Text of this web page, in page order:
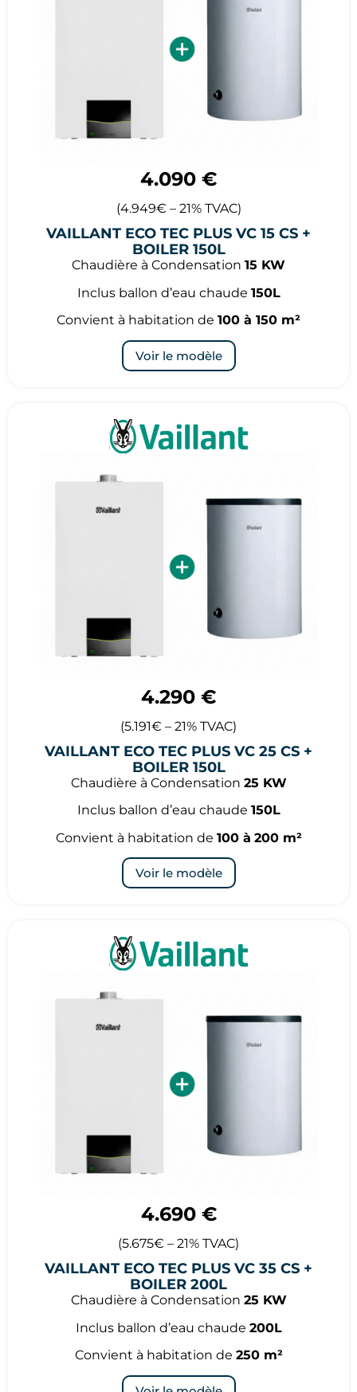
4.090 €
(4.949€ – 21% TVAC)
VAILLANT ECO TEC PLUS VC 15 CS +
BOILER 150L
Chaudière à Condensation 15 KW
Inclus ballon d’eau chaude 150L
Convient à habitation de 100 à 150 m²
Voir le modèle
4.290 €
(5.191€ – 21% TVAC)
VAILLANT ECO TEC PLUS VC 25 CS +
BOILER 150L
Chaudière à Condensation 25 KW
Inclus ballon d’eau chaude 150L
Convient à habitation de 100 à 200 m²
Voir le modèle
4.690 €
(5.675€ – 21% TVAC)
VAILLANT ECO TEC PLUS VC 35 CS +
BOILER 200L
Chaudière à Condensation 25 KW
Inclus ballon d’eau chaude 200L
Convient à habitation de 250 m²